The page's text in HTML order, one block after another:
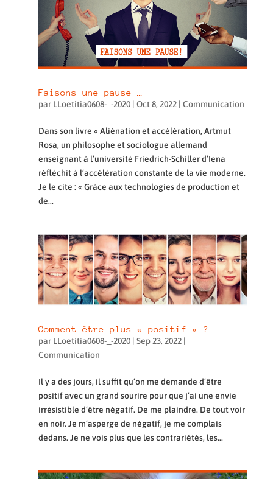
Faisons une pause …
par LLoetitia0608-_-2020| Oct 8, 2022| Communication
Dans son livre « Aliénation et accélération, Artmut
Rosa, un philosophe et sociologue allemand
enseignant à l’université Friedrich-Schiller d’Iena
réfléchit à l’accélération constante de la vie moderne.
Je le cite : « Grâce aux technologies de production et
de...
Comment être plus « positif » ?
par LLoetitia0608-_-2020| Sep 23, 2022|
Communication
Il y a des jours, il suffit qu’on me demande d’être
positif avec un grand sourire pour que j’ai une envie
irrésistible d’être négatif. De me plaindre. De tout voir
en noir. Je m’asperge de négatif, je me complais
dedans. Je ne vois plus que les contrariétés, les...